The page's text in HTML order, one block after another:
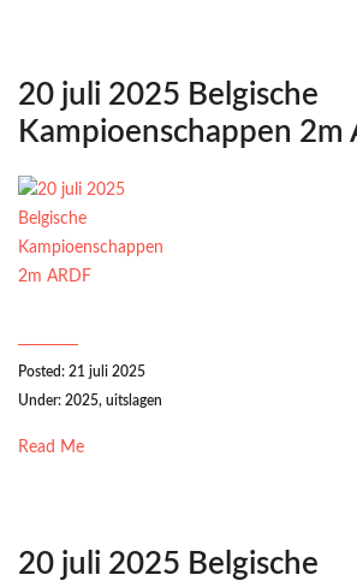
20 juli 2025 Belgische
Kampioenschappen 2m
Posted: 21 juli 2025
Under: 2025, uitslagen
Read Me
20 juli 2025 Belgische